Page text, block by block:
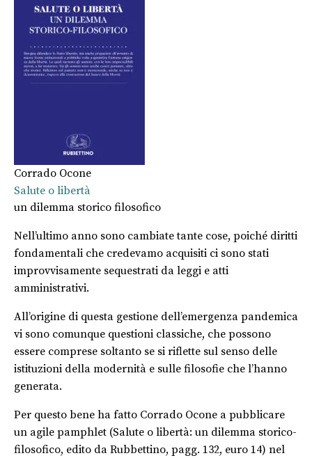
Corrado Ocone
Salute o libertà
un dilemma storico filosofico
Nell’ultimo anno sono cambiate tante cose, poiché diritti
fondamentali che credevamo acquisiti ci sono stati
improvvisamente sequestrati da leggi e atti
amministrativi.
All’origine di questa gestione dell’emergenza pandemica
vi sono comunque questioni classiche, che possono
essere comprese soltanto se si riflette sul senso delle
istituzioni della modernità e sulle filosofie che l’hanno
generata.
Per questo bene ha fatto Corrado Ocone a pubblicare
un agile pamphlet (Salute o libertà: un dilemma storico-
filosofico, edito da Rubbettino, pagg. 132, euro 14) nel